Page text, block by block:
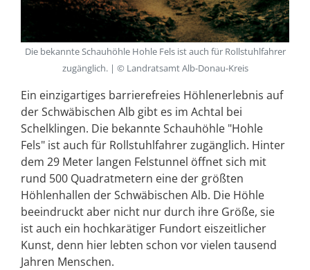
Ein einzigartiges barrierefreies Höhlenerlebnis auf
der Schwäbischen Alb gibt es im Achtal bei
Schelklingen. Die bekannte Schauhöhle "Hohle
Fels" ist auch für Rollstuhlfahrer zugänglich. Hinter
dem 29 Meter langen Felstunnel öffnet sich mit
rund 500 Quadratmetern eine der größten
Höhlenhallen der Schwäbischen Alb. Die Höhle
beeindruckt aber nicht nur durch ihre Größe, sie
ist auch ein hochkarätiger Fundort eiszeitlicher
Kunst, denn hier lebten schon vor vielen tausend
Jahren Menschen.
Die bekannte Schauhöhle Hohle Fels ist auch für Rollstuhlfahrer
zugänglich. | © Landratsamt Alb-Donau-Kreis